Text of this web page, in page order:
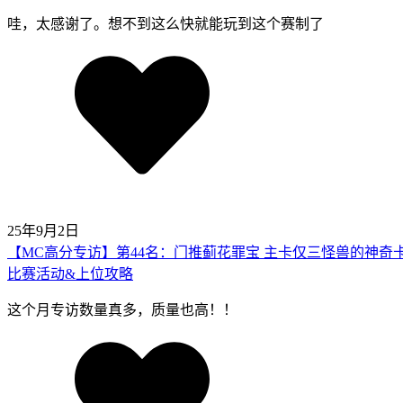
哇，太感谢了。想不到这么快就能玩到这个赛制了
25年9月2日
【MC高分专访】第44名：门推蓟花罪宝 主卡仅三怪兽的神奇
比赛活动&上位攻略
这个月专访数量真多，质量也高！！